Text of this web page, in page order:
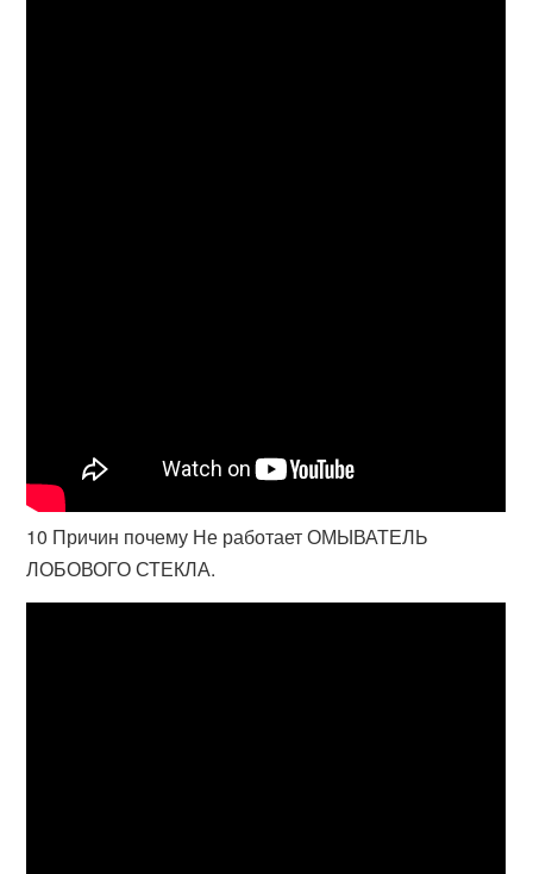
10 Причин почему Не работает ОМЫВАТЕЛЬ
ЛОБОВОГО СТЕКЛА.